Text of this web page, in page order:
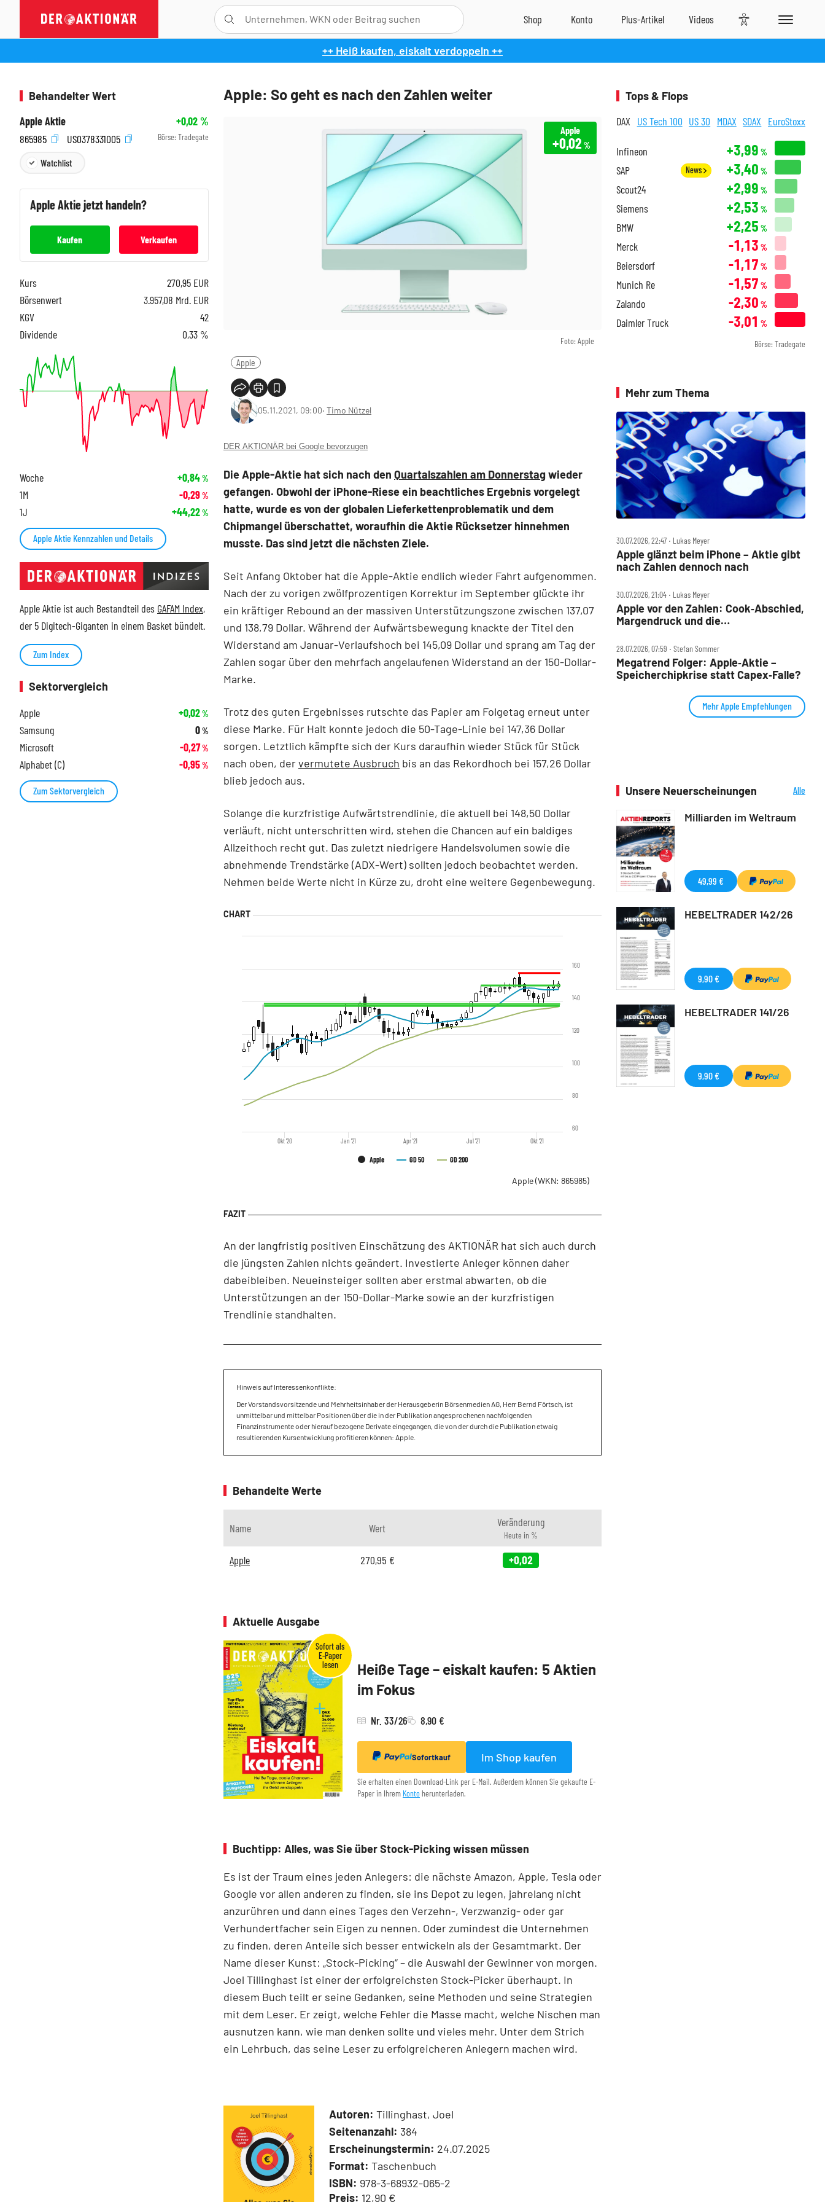
++ Heiß kaufen, eiskalt verdoppeln ++
Apple: So geht es nach den Zahlen weiter
Foto: Apple
Apple
+0,02%
Apple
05.11.2021, 09:00‧ Timo Nützel
DER AKTIONÄR bei Google bevorzugen
Die Apple-Aktie hat sich nach den Quartalszahlen am Donnerstagwieder
gefangen. Obwohl der iPhone-Riese ein beachtliches Ergebnis vorgelegt
hatte, wurde es von der globalen Lieferkettenproblematik und dem
Chipmangel überschattet, woraufhin die Aktie Rücksetzer hinnehmen
musste. Das sind jetzt die nächsten Ziele.
Seit Anfang Oktober hat die Apple-Aktie endlich wieder Fahrt aufgenommen.
Nach der zu vorigen zwölfprozentigen Korrektur im September glückte ihr
ein kräftiger Rebound an der massiven Unterstützungszone zwischen 137,07
und 138,79 Dollar. Während der Aufwärtsbewegung knackte der Titel den
Widerstand am Januar-Verlaufshoch bei 145,09 Dollar und sprang am Tag der
Zahlen sogar über den mehrfach angelaufenen Widerstand an der 150-Dollar-
Marke.
Trotz des guten Ergebnisses rutschte das Papier am Folgetag erneut unter
diese Marke. Für Halt konnte jedoch die 50-Tage-Linie bei 147,36 Dollar
sorgen. Letztlich kämpfte sich der Kurs daraufhin wieder Stück für Stück
nach oben, dervermutete Ausbruch bis an das Rekordhoch bei 157,26 Dollar
blieb jedoch aus.
Solange die kurzfristige Aufwärtstrendlinie, die aktuell bei 148,50 Dollar
verläuft, nicht unterschritten wird, stehen die Chancen auf ein baldiges
Allzeithoch recht gut. Das zuletzt niedrigere Handelsvolumen sowie die
abnehmende Trendstärke (ADX-Wert) sollten jedoch beobachtet werden.
Nehmen beide Werte nicht in Kürze zu, droht eine weitere Gegenbewegung.
Apple GD 50 GD 200
Okt '20 Jan '21 Apr '21 Jul '21 Okt '21
60
80
100
120
140
160
Apple(WKN: 865985)
An der langfristig positiven Einschätzung des AKTIONÄR hat sich auch durch
die jüngsten Zahlen nichts geändert. Investierte Anleger können daher
dabeibleiben. Neueinsteiger sollten aber erstmal abwarten, ob die
Unterstützungen an der 150-Dollar-Marke sowie an der kurzfristigen
Trendlinie standhalten.
Hinweis auf Interessenkonflikte:
Der Vorstandsvorsitzende und Mehrheitsinhaber der Herausgeberin Börsenmedien AG, Herr Bernd Förtsch, ist
unmittelbar und mittelbar Positionen über die in der Publikation angesprochenen nachfolgenden
Finanzinstrumente oder hierauf bezogene Derivate eingegangen, die von der durch die Publikation etwaig
resultierenden Kursentwicklung profitieren können: Apple.
Behandelte Werte
Name Wert Veränderung
Heute in %
Apple 270,95 € +0,02
Aktuelle Ausgabe
Heiße Tage – eiskalt kaufen: 5 Aktien
im Fokus
Nr. 33/26 8,90 €
Sofortkauf Im Shop kaufen
Sie erhalten einen Download-Link per E-Mail. Außerdem können Sie gekaufte E-
Paper in Ihrem Konto herunterladen.
Buchtipp: Alles, was Sie über Stock-Picking wissen müssen
Es ist der Traum eines jeden Anlegers: die nächste Amazon, Apple, Tesla oder
Google vor allen anderen zu finden, sie ins Depot zu legen, jahrelang nicht
anzurühren und dann eines Tages den Verzehn-, Verzwanzig- oder gar
Verhundertfacher sein Eigen zu nennen. Oder zumindest die Unternehmen
zu finden, deren Anteile sich besser entwickeln als der Gesamtmarkt. Der
Name dieser Kunst: „Stock-Picking“ – die Auswahl der Gewinner von morgen.
Joel Tillinghast ist einer der erfolgreichsten Stock-Picker überhaupt. In
diesem Buch teilt er seine Gedanken, seine Methoden und seine Strategien
mit dem Leser. Er zeigt, welche Fehler die Masse macht, welche Nischen man
ausnutzen kann, wie man denken sollte und vieles mehr. Unter dem Strich
ein Lehrbuch, das seine Leser zu erfolgreicheren Anlegern machen wird.
Autoren: Tillinghast, Joel
Seitenanzahl: 384
Erscheinungstermin: 24.07.2025
Format: Taschenbuch
ISBN: 978-3-68932-065-2
Preis: 12,90 €
Behandelter Wert
Apple Aktie
+0,02%
865985
US0378331005 Börse: Tradegate
Watchlist
AppleAktie jetzt handeln?
Kaufen Verkaufen
Kurs 270,95 EUR
Börsenwert
3.957,08 Mrd. EUR
KGV
42
Dividende
0,33 %
Woche +0,84%
1M -0,29%
1J +44,22%
Apple Aktie Kennzahlen und Details
Apple Aktie ist auch Bestandteil des GAFAM Index,
der 5 Digitech-Giganten in einem Basket bündelt.
Zum Index
Sektorvergleich
Apple
+0,02%
Samsung 0%
Microsoft -0,27%
Alphabet (C) -0,95%
Zum Sektorvergleich
Tops & Flops
DAX US Tech 100 US 30 MDAX SDAX EuroStoxx
Infineon +3,99 %
SAP News +3,40 %
Scout24 +2,99 %
Siemens +2,53 %
BMW +2,25 %
Merck -1,13 %
Beiersdorf -1,17 %
Munich Re -1,57 %
Zalando -2,30 %
Daimler Truck -3,01 %
Börse: Tradegate
Mehr zum Thema
30.07.2026, 22:47 ‧ Lukas Meyer
Apple glänzt beim iPhone – Aktie gibt
nach Zahlen dennoch nach
30.07.2026, 21:04 ‧ Lukas Meyer
Apple vor den Zahlen: Cook‑Abschied,
Margendruck und die
28.07.2026, 07:59 ‧ Stefan Sommer
Megatrend Folger: Apple‑Aktie –
Speicherchipkrise statt Capex‑Falle?
Mehr Apple Empfehlungen
Unsere Neuerscheinungen
Alle
Milliarden im Weltraum
49,99 €
HEBELTRADER 142/26
9,90 €
HEBELTRADER 141/26
9,90 €